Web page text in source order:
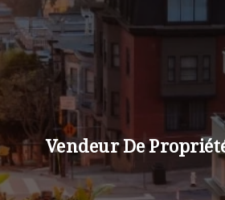
Vendeur De